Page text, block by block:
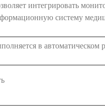
интегрировать
систему
в автоматическом